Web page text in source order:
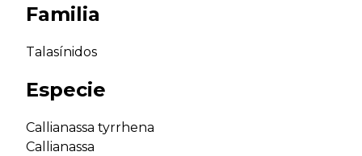
Familia
Talasínidos
Especie
Callianassa tyrrhena
Callianassa